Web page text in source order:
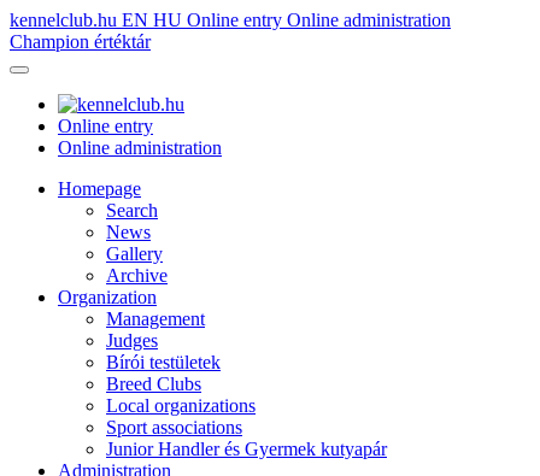
kennelclub.hu EN HU Online entry Online administration
Champion értéktár
Online entry
Online administration
Homepage
Search
News
Gallery
Archive
Organization
Management
Judges
Bírói testületek
Breed Clubs
Local organizations
Sport associations
Junior Handler és Gyermek kutyapár
Administration